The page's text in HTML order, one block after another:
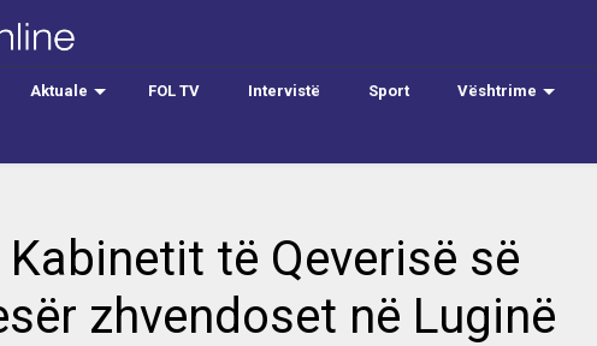
Aktuale FOL TV Intervistë Sport Vështrime
Kabinetit të Qeverisë së
zhvendoset në Luginë